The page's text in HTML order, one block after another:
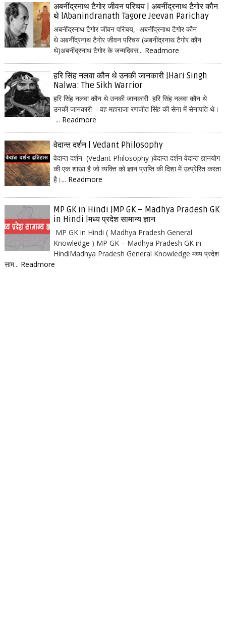
अबनींद्रनाथ टैगोर जीवन परिचय | अबनींद्रनाथ टैगोर कौन
थे |Abanindranath Tagore Jeevan Parichay
अबनींद्रनाथ टैगोर जीवन परिचय, अबनींद्रनाथ टैगोर कौन
थे अबनींद्रनाथ टैगोर जीवन परिचय (अबनींद्रनाथ टैगोर कौन
थे)अबनींद्रनाथ टैगोर के जन्मदिवस... Readmore
हरि सिंह नलवा कौन थे उनकी जानकारी |Hari Singh
Nalwa: The Sikh Warrior
हरि सिंह नलवा कौन थे उनकी जानकारी हरि सिंह नलवा कौन थे
उनकी जानकारी वह महाराजा रणजीत सिंह की सेना में सेनापति थे।
... Readmore
वेदान्त दर्शन | Vedant Philosophy
वेदान्त दर्शन (Vedant Philosophy )वेदान्त दर्शन वेदान्त ज्ञानयोग
की एक शाखा है जो व्यक्ति को ज्ञान प्राप्ति की दिशा में उत्प्रेरित करता
है।... Readmore
MP GK in Hindi |MP GK – Madhya Pradesh GK
in Hindi |मध्य प्रदेश सामान्य ज्ञान
MP GK in Hindi ( Madhya Pradesh General
Knowledge ) MP GK – Madhya Pradesh GK in
HindiMadhya Pradesh General Knowledge मध्य प्रदेश
साम... Readmore